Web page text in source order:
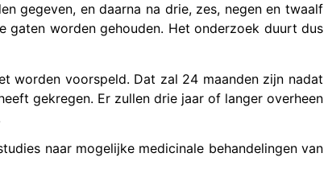
gegeven, en daarna na drie, zes, negen en twaalf
gaten worden gehouden. Het onderzoek duurt dus
worden voorspeld. Dat zal 24 maanden zijn nadat
gekregen. Er zullen drie jaar of langer overheen
naar mogelijke medicinale behandelingen van